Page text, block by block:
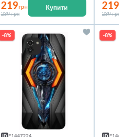
219грн
239 грн
Купити 219
239
-8%
F1447224
-8%